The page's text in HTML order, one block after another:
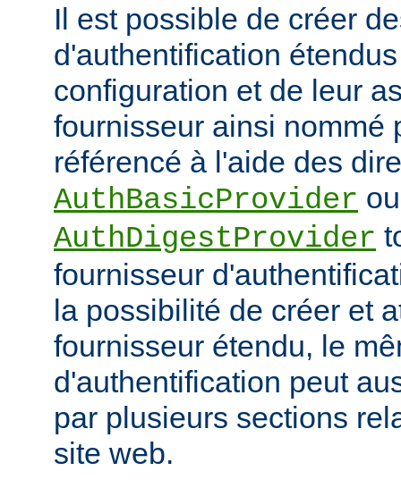
Il est possible de créer
d'authentification
configuration et de leur
fournisseur ainsi nommé
référencé à l'aide des
AuthBasicProvider ou
AuthDigestProvider
fournisseur
la possibilité de créer et
fournisseur étendu, le
d'authentification peut
par plusieurs sections
site web.